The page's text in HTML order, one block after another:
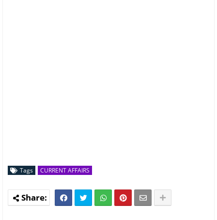
Tags CURRENT AFFAIRS